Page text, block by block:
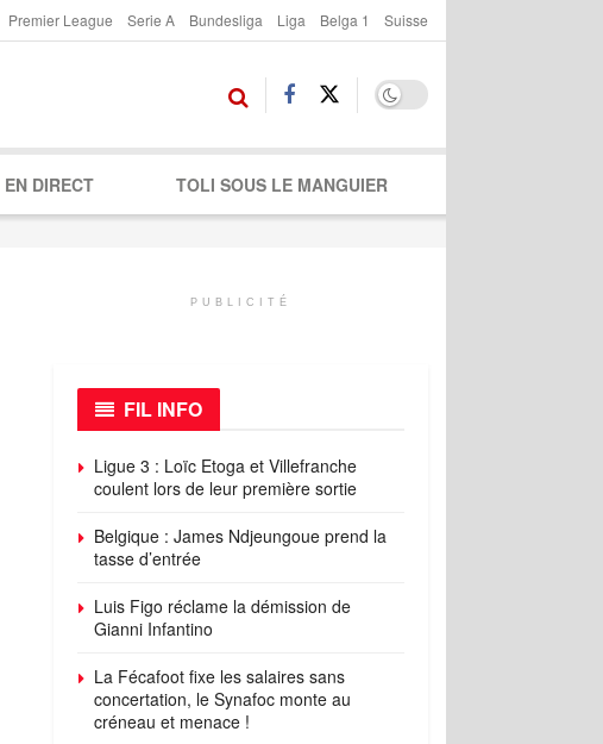
Premier League Serie A Bundesliga Liga Belga 1 Suisse
EN DIRECT TOLI SOUS LE MANGUIER
PUBLICITÉ
FIL INFO
Ligue 3 : Loïc Etoga et Villefranche
coulent lors de leur première sortie
Belgique : James Ndjeungoue prend la
tasse d’entrée
Luis Figo réclame la démission de
Gianni Infantino
La Fécafoot fixe les salaires sans
concertation, le Synafoc monte au
créneau et menace !